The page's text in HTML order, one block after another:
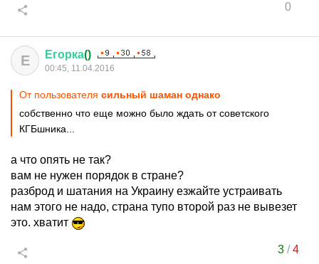
0
Е Егорка()
00:45, 11.04.2016
От пользователя сильный шаман однако
собственно что еще можно было ждать от советского
КГБшника...
а что опять не так?
вам не нужен порядок в стране?
разброд и шатания на Украину езжайте устраивать
нам этого не надо, страна тупо второй раз не вывезет
это. хватит
3/4